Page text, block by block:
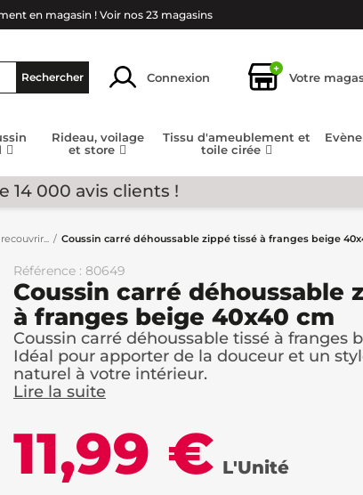
en magasin ! Voir nos 23 magasins
Rechercher Connexion
+
Votre
Rideau, voilage
et store
Tissu d'ameublement et
toile cirée
14 000 avis clients !
Coussin carré déhoussable zippé tissé à franges beige
Référence : 80649
Coussin carré déhoussable
à franges beige 40x40 cm
Coussin carré déhoussable tissé à franges
Idéal pour apporter de la douceur et un
naturel à votre intérieur.
Lire la suite
11,99 € L'Unité